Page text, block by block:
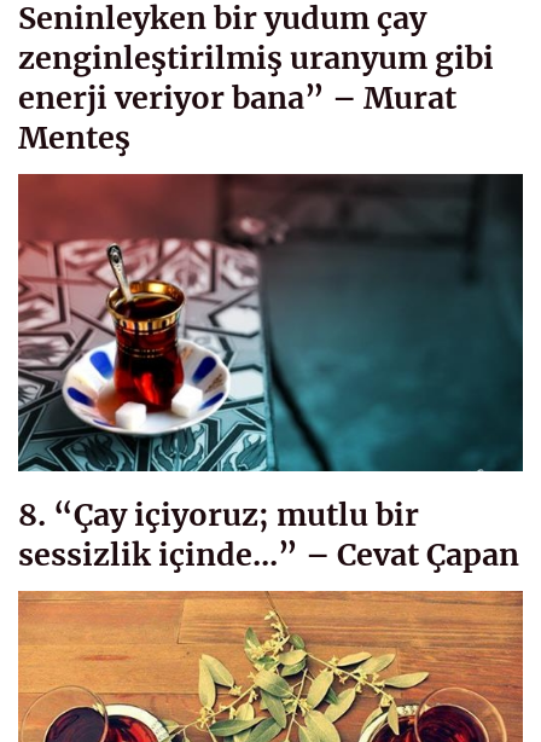
Seninleyken bir yudum çay
zenginleştirilmiş uranyum gibi
enerji veriyor bana” – Murat
Menteş
8. “Çay içiyoruz; mutlu bir
sessizlik içinde...” – Cevat Çapan